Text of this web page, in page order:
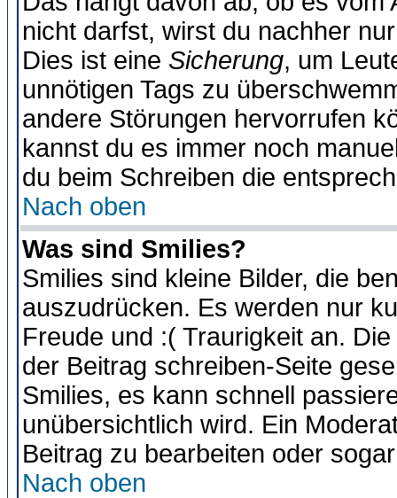
nicht darfst, wirst du nachher
Dies ist eine Sicherung, um
unnötigen Tags zu
andere Störungen hervorrufen
kannst du es immer noch
du beim Schreiben die
Nach oben
Was sind Smilies?
Smilies sind kleine Bilder, die
auszudrücken. Es werden nur
Freude und :( Traurigkeit an.
der Beitrag schreiben-Seite
Smilies, es kann schnell
unübersichtlich wird. Ein
Beitrag zu bearbeiten oder
Nach oben